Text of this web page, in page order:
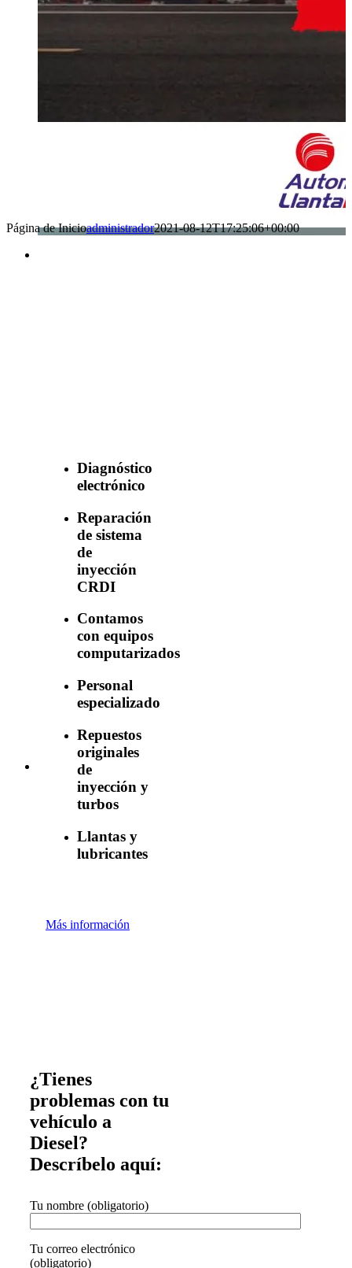
Página de Inicioadministrador2021-08-12T17:25:06+00:00
Diagnóstico
electrónico
Reparación
de sistema
de
inyección
CRDI
Contamos
con equipos
computarizados
Personal
especializado
Repuestos
originales
de
inyección y
turbos
Llantas y
lubricantes
Más información
¿Tienes
problemas con tu
vehículo a
Diesel?
Descríbelo aquí:
Tu nombre (obligatorio)
Tu correo electrónico
(obligatorio)